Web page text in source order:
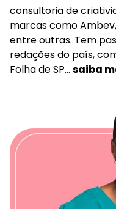
consultoria de
marcas como
entre outras. Tem
redações do país,
Folha de SP… saiba